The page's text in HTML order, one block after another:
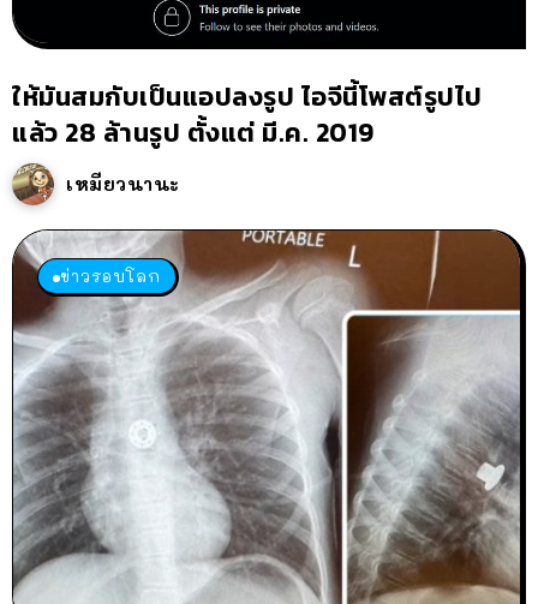
ให้มันสมกับเป็นแอปลงรูป ไอจีนี้โพสต์รูปไป
แล้ว 28 ล้านรูป ตั้งแต่ มี.ค. 2019
เหมียวนานะ
ข่าวรอบโลก